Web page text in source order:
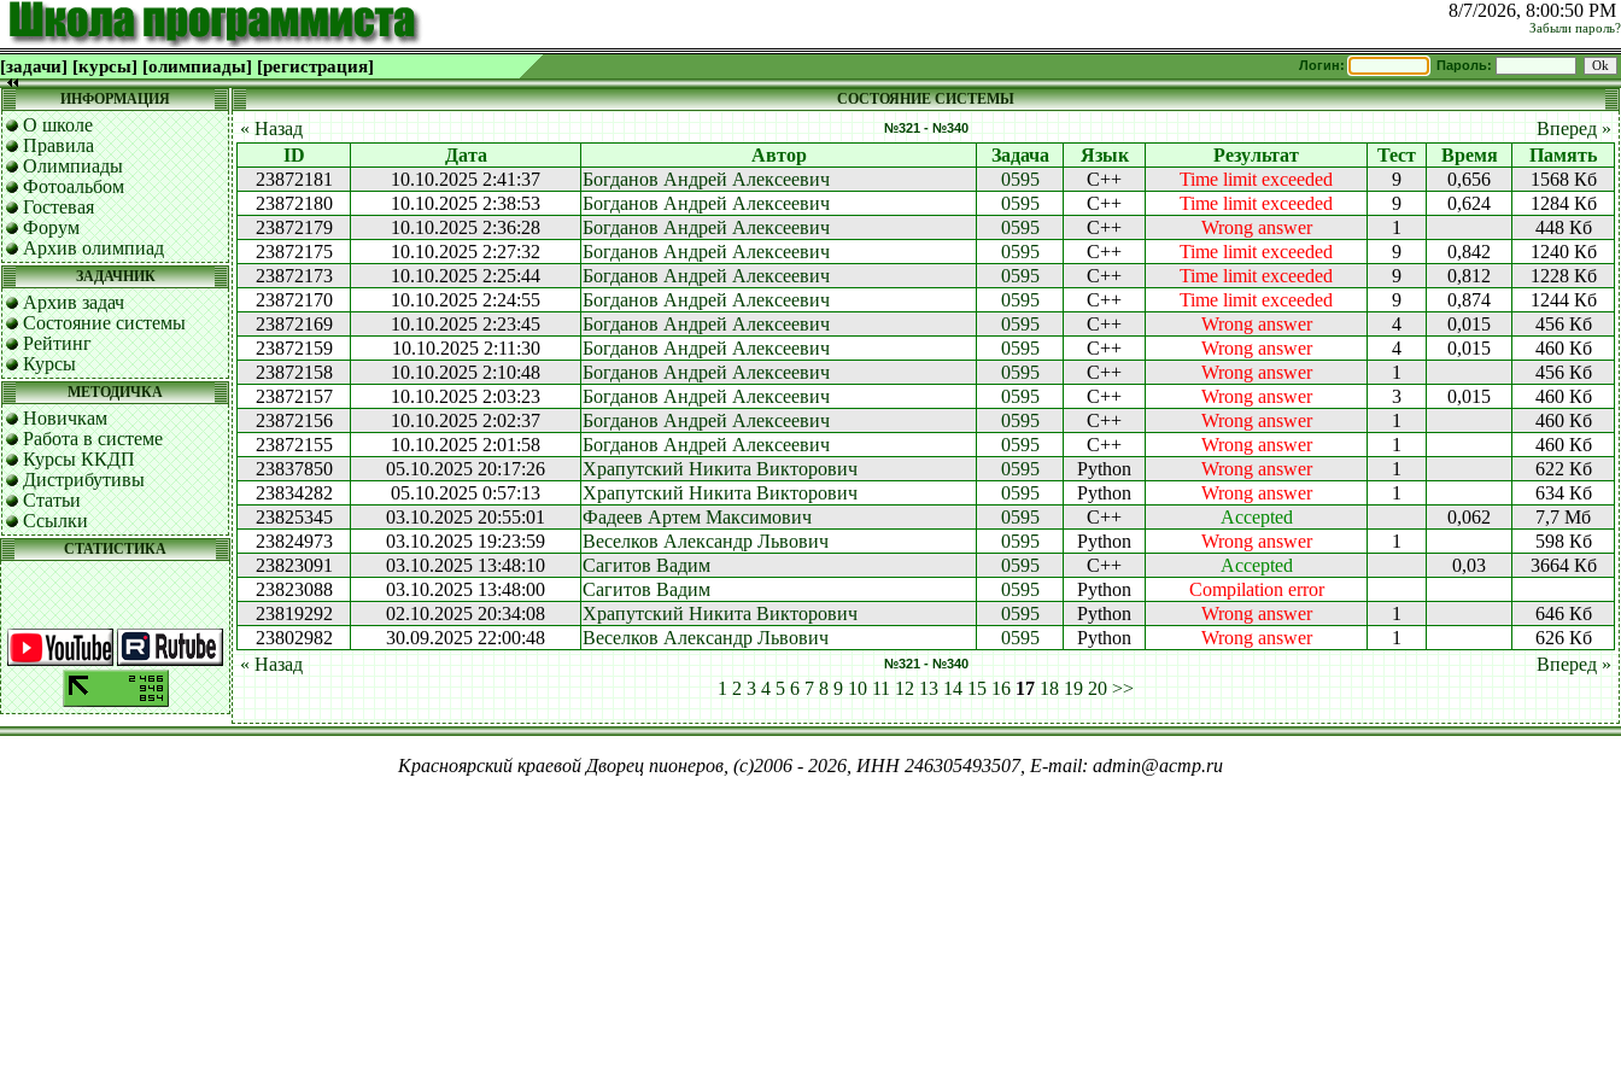
8/7/2026, 8:00:50 PM
Забыли пароль?
[задачи] [курсы] [олимпиады] [регистрация] Логин: Пароль:
ИНФОРМАЦИЯ
О школе
Правила
Олимпиады
Фотоальбом
Гостевая
Форум
Архив олимпиад
ЗАДАЧНИК
Архив задач
Состояние системы
Рейтинг
Курсы
МЕТОДИЧКА
Новичкам
Работа в системе
Курсы ККДП
Дистрибутивы
Статьи
Ссылки
СТАТИСТИКА
СОСТОЯНИЕ СИСТЕМЫ
« Назад №321 - №340
Вперед »
ID
Дата Автор Задача Язык Результат Тест Время
Память
23872181
10.10.2025 2:41:37 Богданов Андрей Алексеевич 0595 C++ Time limit exceeded 9 0,656
1568 Кб
23872180
10.10.2025 2:38:53 Богданов Андрей Алексеевич 0595 C++ Time limit exceeded 9 0,624
1284 Кб
23872179
10.10.2025 2:36:28 Богданов Андрей Алексеевич 0595 C++ Wrong answer 1
448 Кб
23872175
10.10.2025 2:27:32 Богданов Андрей Алексеевич 0595 C++ Time limit exceeded 9 0,842
1240 Кб
23872173
10.10.2025 2:25:44 Богданов Андрей Алексеевич 0595 C++ Time limit exceeded 9 0,812
1228 Кб
23872170
10.10.2025 2:24:55 Богданов Андрей Алексеевич 0595 C++ Time limit exceeded 9 0,874
1244 Кб
23872169
10.10.2025 2:23:45 Богданов Андрей Алексеевич 0595 C++ Wrong answer 4 0,015
456 Кб
23872159
10.10.2025 2:11:30 Богданов Андрей Алексеевич 0595 C++ Wrong answer 4 0,015
460 Кб
23872158
10.10.2025 2:10:48 Богданов Андрей Алексеевич 0595 C++ Wrong answer 1
456 Кб
23872157
10.10.2025 2:03:23 Богданов Андрей Алексеевич 0595 C++ Wrong answer 3 0,015
460 Кб
23872156
10.10.2025 2:02:37 Богданов Андрей Алексеевич 0595 C++ Wrong answer 1
460 Кб
23872155
10.10.2025 2:01:58 Богданов Андрей Алексеевич 0595 C++ Wrong answer 1
460 Кб
23837850
05.10.2025 20:17:26 Храпутский Никита Викторович 0595 Python Wrong answer 1
622 Кб
23834282
05.10.2025 0:57:13 Храпутский Никита Викторович 0595 Python Wrong answer 1
634 Кб
23825345
03.10.2025 20:55:01 Фадеев Артем Максимович 0595 C++ Accepted 0,062
7,7 Мб
23824973
03.10.2025 19:23:59 Веселков Александр Львович 0595 Python Wrong answer 1
598 Кб
23823091
03.10.2025 13:48:10 Сагитов Вадим 0595 C++ Accepted 0,03
3664 Кб
23823088
03.10.2025 13:48:00 Сагитов Вадим 0595 Python
Compilation error
23819292
02.10.2025 20:34:08 Храпутский Никита Викторович 0595 Python Wrong answer 1
646 Кб
23802982
30.09.2025 22:00:48 Веселков Александр Львович 0595 Python Wrong answer 1
626 Кб
« Назад
№321 - №340
Вперед »
1 2 3 4 5 6 7 8 9 10 11 12 13 14 15 16 17 18 19 20 >>
Красноярский краевой Дворец пионеров, (c)2006 - 2026, ИНН 246305493507, E-mail: admin@acmp.ru